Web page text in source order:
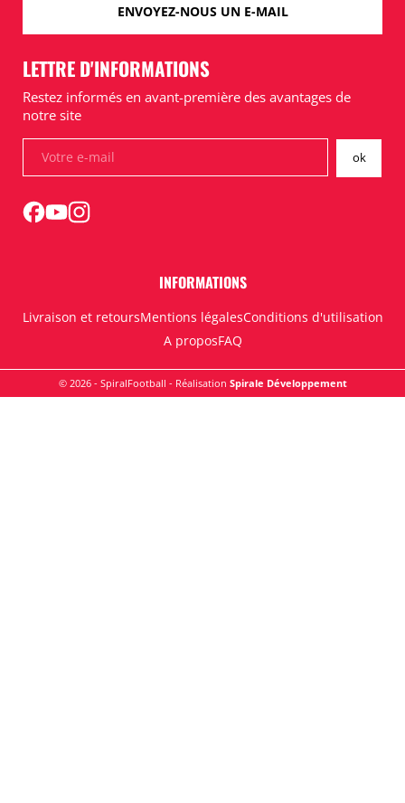
ENVOYEZ-NOUS UN E-MAIL
INFORMATIONS
Livraison et retoursMentions légalesConditions d'utilisation
A proposFAQ
LETTRE D'INFORMATIONS
Restez informés en avant-première des avantages de
notre site
© 2026 - SpiralFootball - Réalisation Spirale Développement